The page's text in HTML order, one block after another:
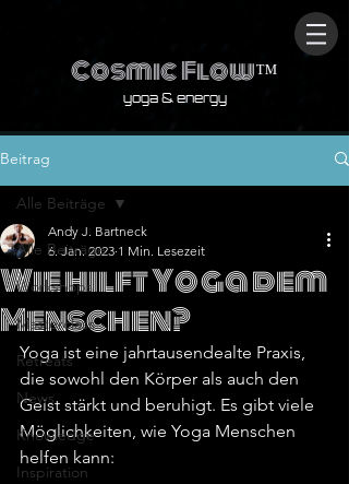
Cosmic Flow™
yoga & energy
Beitrag
Alle Beiträge
Workshops
Masterclass
Retreats
News
Knowledge
Inspiration
Alle Beiträge
Wie hilft Yoga dem
Menschen?
Andy J. Bartneck
6. Jan. 2023 1 Min. Lesezeit
Yoga ist eine jahrtausendealte Praxis,
die sowohl den Körper als auch den
Geist stärkt und beruhigt. Es gibt viele
Möglichkeiten, wie Yoga Menschen
helfen kann: